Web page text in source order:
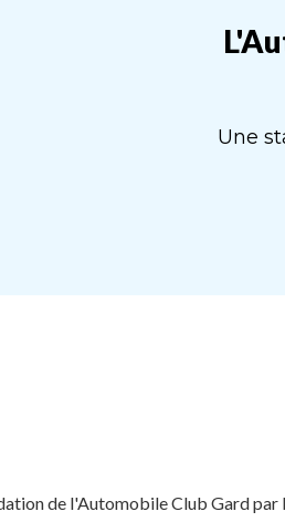
Une
de l'Automobile Club Gard par